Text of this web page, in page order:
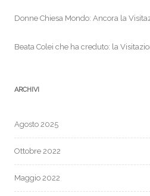
Donne Chiesa Mondo: Ancora la
Beata Colei che ha creduto: la
ARCHIVI
Agosto 2025
Ottobre 2022
Maggio 2022